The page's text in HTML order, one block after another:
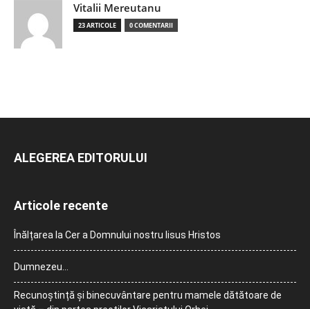
Vitalii Mereutanu
23 ARTICOLE 0 COMENTARII
ALEGEREA EDITORULUI
Articole recente
Înălțarea la Cer a Domnului nostru Iisus Hristos
Dumnezeu…
Recunoștință și binecuvântare pentru mamele dătătoare de